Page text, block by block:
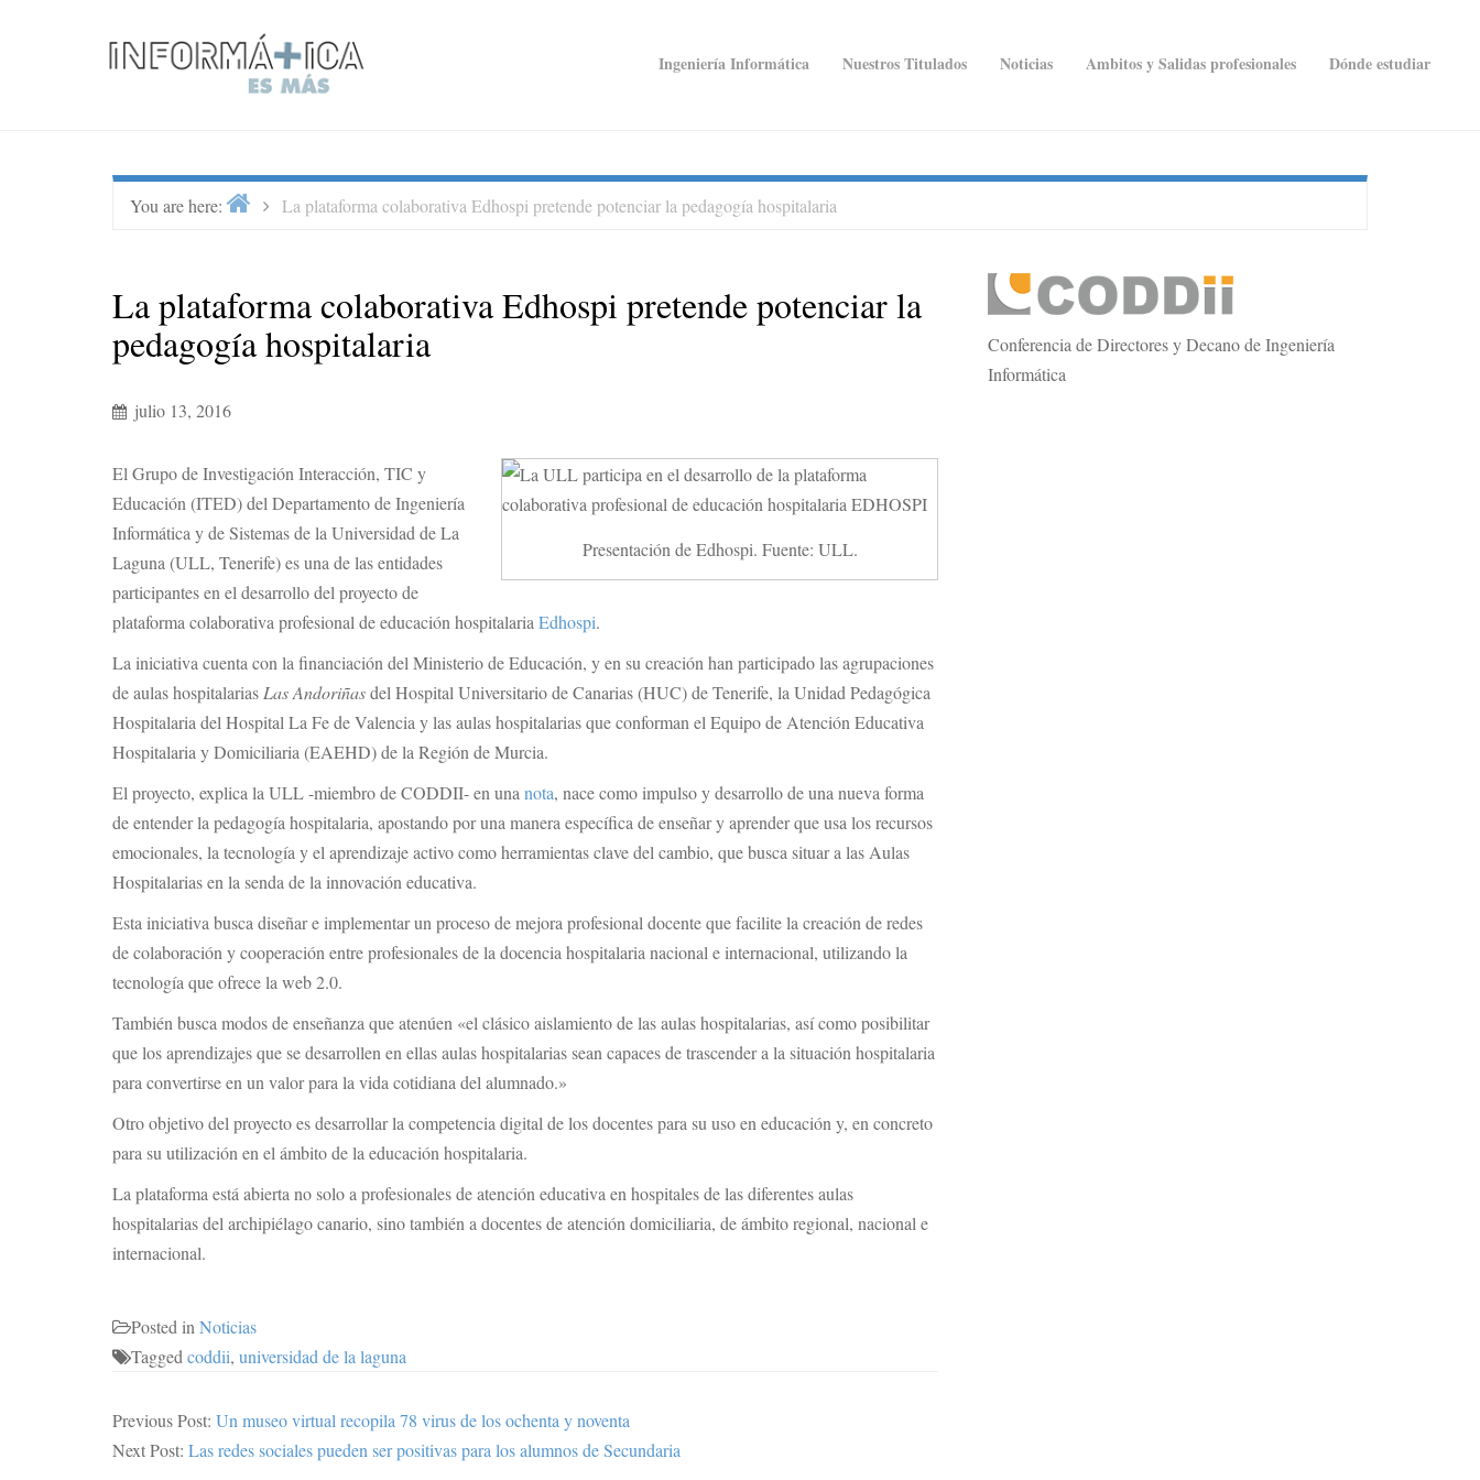
Ingeniería Informática Nuestros Titulados Noticias Ambitos y Salidas profesionales Dónde estudiar
You are here: HomeLa plataforma colaborativa Edhospi pretende potenciar la pedagogía hospitalaria
La plataforma colaborativa Edhospi pretende potenciar la
pedagogía hospitalaria
julio 13, 2016
Presentación de Edhospi. Fuente: ULL.
El Grupo de Investigación Interacción, TIC y
Educación (ITED) del Departamento de Ingeniería
Informática y de Sistemas de la Universidad de La
Laguna (ULL, Tenerife) es una de las entidades
participantes en el desarrollo del proyecto de
plataforma colaborativa profesional de educación hospitalaria Edhospi.
La iniciativa cuenta con la financiación del Ministerio de Educación, y en su creación han participado las agrupaciones
de aulas hospitalarias Las Andoriñasdel Hospital Universitario de Canarias (HUC) de Tenerife, la Unidad Pedagógica
Hospitalaria del Hospital La Fe de Valencia y las aulas hospitalarias que conforman el Equipo de Atención Educativa
Hospitalaria y Domiciliaria (EAEHD) de la Región de Murcia.
El proyecto, explica la ULL -miembro de CODDII- en una nota, nace como impulso y desarrollo de una nueva forma
de entender la pedagogía hospitalaria, apostando por una manera específica de enseñar y aprender que usa los recursos
emocionales, la tecnología y el aprendizaje activo como herramientas clave del cambio, que busca situar a las Aulas
Hospitalarias en la senda de la innovación educativa.
Esta iniciativa busca diseñar e implementar un proceso de mejora profesional docente que facilite la creación de redes
de colaboración y cooperación entre profesionales de la docencia hospitalaria nacional e internacional, utilizando la
tecnología que ofrece la web 2.0.
También busca modos de enseñanza que atenúen «el clásico aislamiento de las aulas hospitalarias, así como posibilitar
que los aprendizajes que se desarrollen en ellas aulas hospitalarias sean capaces de trascender a la situación hospitalaria
para convertirse en un valor para la vida cotidiana del alumnado.»
Otro objetivo del proyecto es desarrollar la competencia digital de los docentes para su uso en educación y, en concreto
para su utilización en el ámbito de la educación hospitalaria.
La plataforma está abierta no solo a profesionales de atención educativa en hospitales de las diferentes aulas
hospitalarias del archipiélago canario, sino también a docentes de atención domiciliaria, de ámbito regional, nacional e
internacional.
Posted in Noticias
Tagged coddii, universidad de la laguna
Previous Post: Un museo virtual recopila 78 virus de los ochenta y noventa
Next Post: Las redes sociales pueden ser positivas para los alumnos de Secundaria
Secondary
Sidebar
Conferencia de Directores y Decano de Ingeniería
Informática